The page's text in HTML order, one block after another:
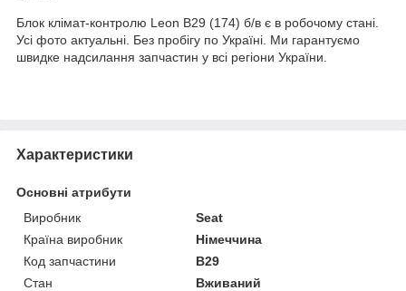
Блок клімат-контролю Leon B29 (174) б/в є в робочому стані.
Усі фото актуальні. Без пробігу по Україні. Ми гарантуємо
швидке надсилання запчастин у всі регіони України.
Характеристики
Основні атрибути
Виробник
Seat
Країна виробник
Німеччина
Код запчастини
B29
Стан
Вживаний